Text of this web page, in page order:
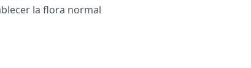
la flora normal